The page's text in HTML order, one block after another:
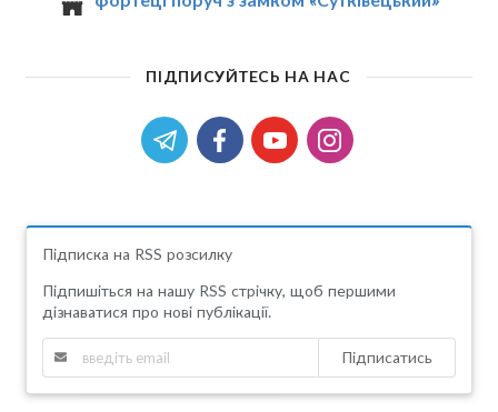
ПІДПИСУЙТЕСЬ НА НАС
Підписка на RSS розсилку
Підпишіться на нашу RSS стрічку, щоб першими
дізнаватися про нові публікації.
Підписатись